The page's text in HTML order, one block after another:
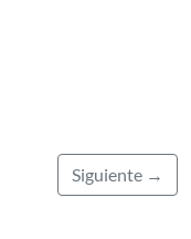
Siguiente →